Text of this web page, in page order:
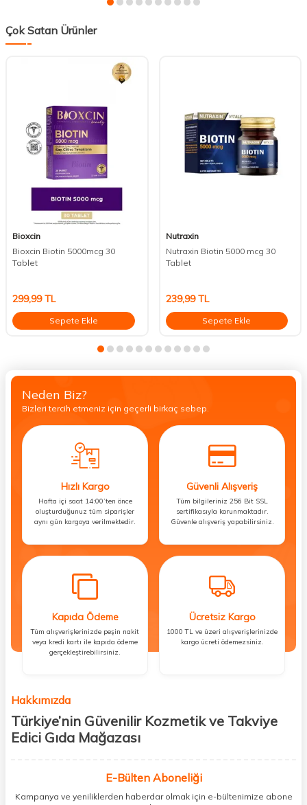
Çok Satan Ürünler
Bioxcin
Bioxcin Biotin 5000mcg 30
Tablet
299,99TL
Sepete Ekle
Nutraxin
Nutraxin Biotin 5000 mcg 30
Tablet
239,99TL
Sepete Ekle
Neden Biz?
Bizleri tercih etmeniz için geçerli birkaç sebep.
Hızlı Kargo
Hafta içi saat 14:00’ten önce
oluşturduğunuz tüm siparişler
aynı gün kargoya verilmektedir.
Güvenli Alışveriş
Tüm bilgileriniz 256 Bit SSL
sertifikasıyla korunmaktadır.
Güvenle alışveriş yapabilirsiniz.
Kapıda Ödeme
Tüm alışverişlerinizde peşin nakit
veya kredi kartı ile kapıda ödeme
gerçekleştirebilirsiniz.
Ücretsiz Kargo
1000 TL ve üzeri alışverişlerinizde
kargo ücreti ödemezsiniz.
Hakkımızda
Türkiye’nin Güvenilir Kozmetik ve Takviye
Edici Gıda Mağazası
kişisel bakım hem de takviye edici gıda ürünlerini sizlerle
buluşturuyoruz. Artık mağaza mağaza dolaşmanıza gerek yok;
ihtiyacınız olan her şeyi tek bir çatı altında topluyor ve kapınıza kadar
E-Bülten Aboneliği
Kampanya ve yeniliklerden haberdar olmak için e-bültenimize abone